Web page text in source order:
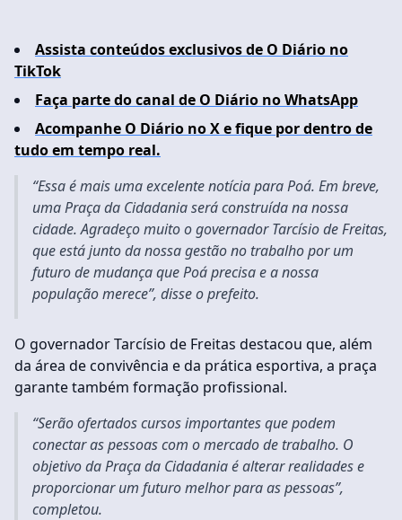
Assista conteúdos exclusivos de O Diário no
TikTok
Faça parte do canal de O Diário no WhatsApp
Acompanhe O Diário no X e fique por dentro de
tudo em tempo real.
“Essa é mais uma excelente notícia para Poá. Em breve,
uma Praça da Cidadania será construída na nossa
cidade. Agradeço muito o governador Tarcísio de Freitas,
que está junto da nossa gestão no trabalho por um
futuro de mudança que Poá precisa e a nossa
população merece”, disse o prefeito.
O governador Tarcísio de Freitas destacou que, além
da área de convivência e da prática esportiva, a praça
garante também formação profissional.
“Serão ofertados cursos importantes que podem
conectar as pessoas com o mercado de trabalho. O
objetivo da Praça da Cidadania é alterar realidades e
proporcionar um futuro melhor para as pessoas”,
completou.